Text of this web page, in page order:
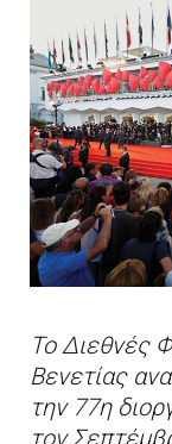
Το Διεθνές
Βενετίας
την 77η